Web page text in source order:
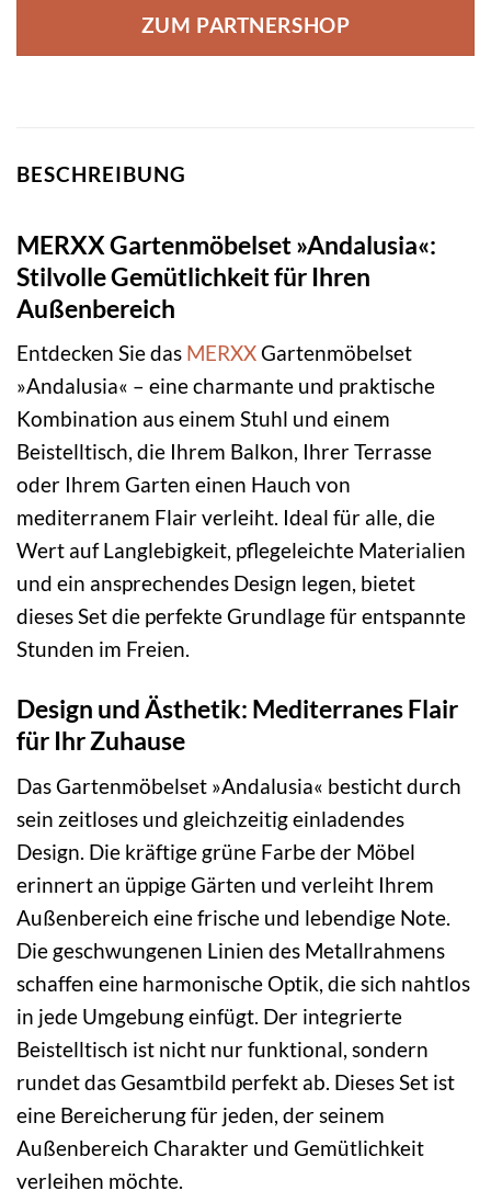
ZUM PARTNERSHOP
BESCHREIBUNG
MERXX Gartenmöbelset »Andalusia«:
Stilvolle Gemütlichkeit für Ihren
Außenbereich
Entdecken Sie das MERXXGartenmöbelset
»Andalusia« – eine charmante und praktische
Kombination aus einem Stuhl und einem
Beistelltisch, die Ihrem Balkon, Ihrer Terrasse
oder Ihrem Garten einen Hauch von
mediterranem Flair verleiht. Ideal für alle, die
Wert auf Langlebigkeit, pflegeleichte Materialien
und ein ansprechendes Design legen, bietet
dieses Set die perfekte Grundlage für entspannte
Stunden im Freien.
Design und Ästhetik: Mediterranes Flair
für Ihr Zuhause
Das Gartenmöbelset »Andalusia« besticht durch
sein zeitloses und gleichzeitig einladendes
Design. Die kräftige grüne Farbe der Möbel
erinnert an üppige Gärten und verleiht Ihrem
Außenbereich eine frische und lebendige Note.
Die geschwungenen Linien des Metallrahmens
schaffen eine harmonische Optik, die sich nahtlos
in jede Umgebung einfügt. Der integrierte
Beistelltisch ist nicht nur funktional, sondern
rundet das Gesamtbild perfekt ab. Dieses Set ist
eine Bereicherung für jeden, der seinem
Außenbereich Charakter und Gemütlichkeit
verleihen möchte.